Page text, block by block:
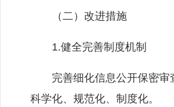
（二）改进措施
1.健全完善制度机制
完善细化信息公开保密审
科学化、规范化、制度化。